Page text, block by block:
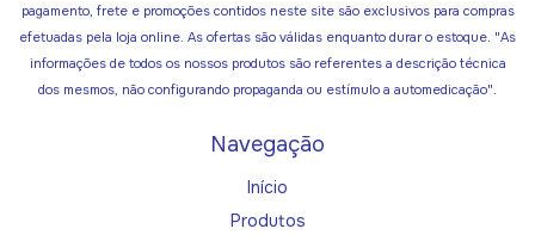
pagamento, frete e promoções contidos neste site são exclusivos para compras
efetuadas pela loja online. As ofertas são válidas enquanto durar o estoque. "As
informações de todos os nossos produtos são referentes a descrição técnica
dos mesmos, não configurando propaganda ou estímulo a automedicação".
Navegação
Início
Produtos